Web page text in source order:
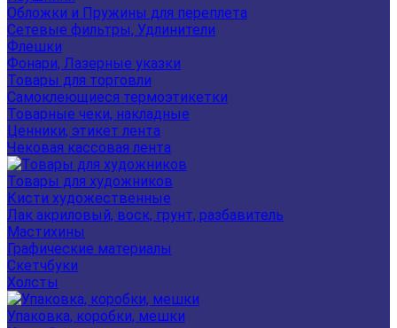
Обложки и Пружины для переплета
Сетевые фильтры, Удлинители
Флешки
Фонари, Лазерные указки
Товары для торговли
Самоклеющиеся термоэтикетки
Товарные чеки, накладные
Ценники, этикет лента
Чековая кассовая лента
Товары для художников
Кисти художественные
Лак акриловый, воск, грунт, разбавитель
Мастихины
Графические материалы
Скетчбуки
Холсты
Упаковка, коробки, мешки